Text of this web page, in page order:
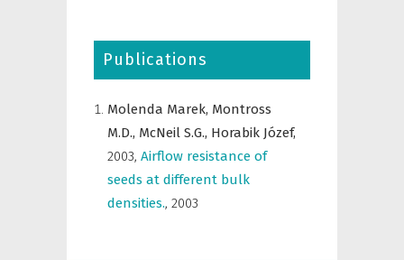
Publications
Molenda Marek, Montross
M.D., McNeil S.G., Horabik Józef,
2003, Airflow resistance of
seeds at different bulk
densities., 2003